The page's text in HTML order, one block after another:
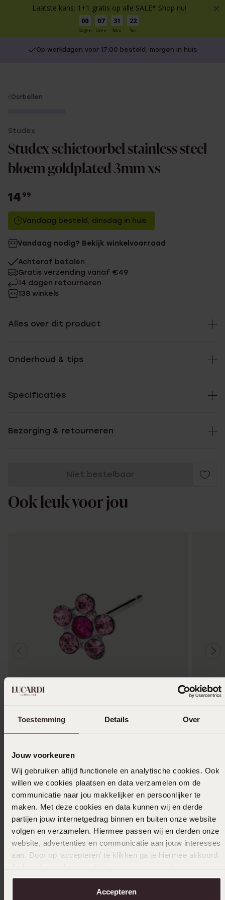
Laatste kans: 1+1 gratis op alle SALE* Shop nu!
00
Dagen
07
Uren
31
Min
22
Sec
Toestemming Details Over
Jouw voorkeuren
Wij gebruiken altijd functionele en analytische cookies. Ook
willen we cookies plaatsen en data verzamelen om de
communicatie naar jou makkelijker en persoonlijker te
maken. Met deze cookies en data kunnen wij en derde
partijen jouw internetgedrag binnen en buiten onze website
volgen en verzamelen. Hiermee passen wij en derden onze
website, advertenties en communicatie aan jouw interesses
aan. Door op ‘accepteren’ te klikken ga je hiermee akkoord.
over in onscookiebeleid.
Accepteren
Op werkdagen voor 17:00 besteld, morgen in huis
You
Oorbellen
Studex
Studex schietoorbel stainless steel
bloem goldplated 3mm xs
14 99
Vandaag besteld, dinsdag in huis
Vandaag nodig? Bekijk winkelvoorraad
Achteraf betalen
Gratis verzending vanaf €49
14 dagen retourneren
138 winkels
Alles over dit product
Onderhoud & tips
Specificaties
Bezorging & retourneren
Niet bestelbaar
Ook leuk voor jou
Studex stainless steel schietoorbel bloem roze
5mm 159
14
Anderen kochten ook